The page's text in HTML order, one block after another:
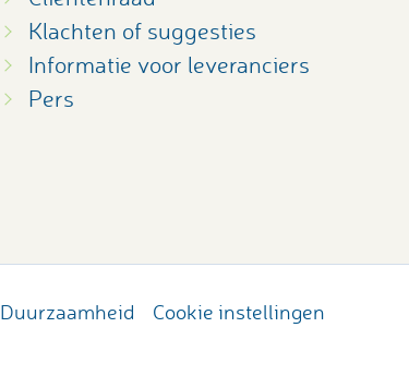
Klachten of suggesties
Informatie voor leveranciers
Pers
Duurzaamheid Cookie instellingen